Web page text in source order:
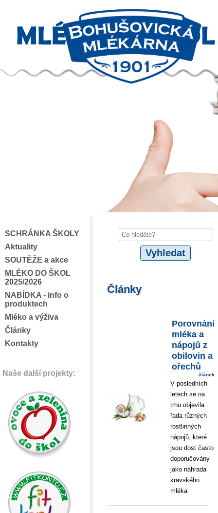
SCHRÁNKA ŠKOLY
Aktuality
SOUTĚŽE a akce
MLÉKO DO ŠKOL
2025/2026
NABÍDKA - info o
produktech
Mléko a výživa
Články
Kontakty
Naše další projekty:
Články
Porovnání
mléka a
nápojů z
obilovin a
ořechů
článek
V posledních
letech se na
trhu objevila
řada různých
rostlinných
nápojů, které
jsou dost často
doporučovány
jako náhrada
kravského
mléka